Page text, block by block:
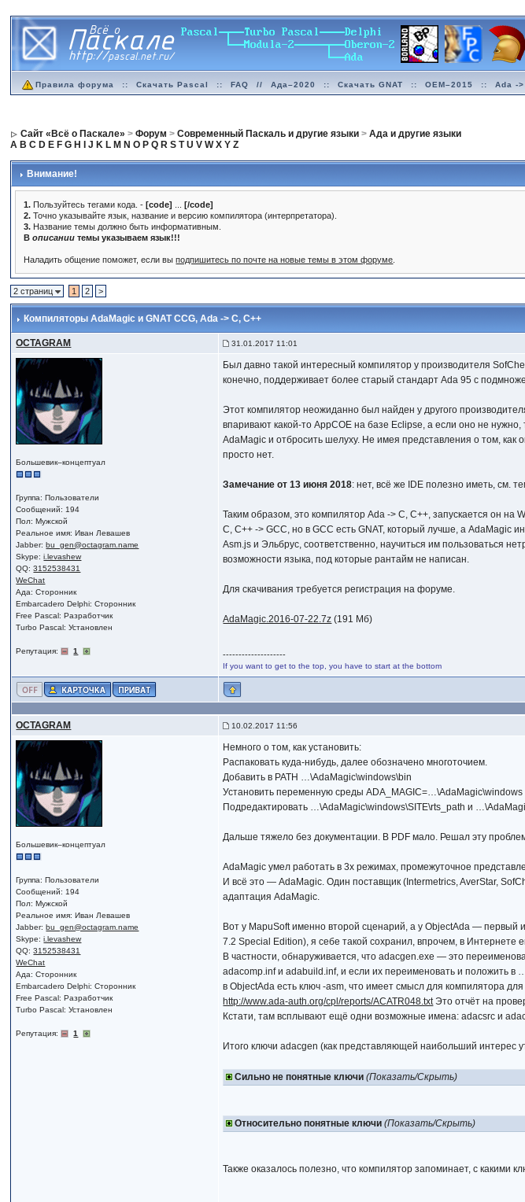
Правила форума :: Скачать Pascal :: FAQ // Ада–2020 :: Скачать GNAT :: OEM–2015 :: Ada -
Сайт «Всё о Паскале» >Форум >Современный Паскаль и другие языки >Ада и другие языки
A B C D E F G H J K L M N O P Q R S T U V W X Y Z
Внимание!
1. Пользуйтесь тегами кода. -[code] ...[/code]
2. Точно указывайте язык, название и версию компилятора (интерпретатора).
3. Название темы должно быть информативным.
Вописании темы указываем язык!!!
Наладить общение поможет, если выподпишитесь по почте на новые темы в этом форуме
2 страниц 1 2 >
Компиляторы AdaMagic и GNAT CCG, Ada -> C, C++
OCTAGRAM 31.01.2017 11:01
Большевик–концептуал
Группа: Пользователи
Сообщений: 194
Пол: Мужской
Реальное имя: Иван Левашев
Jabber:bu_gen@octagram.name
Skype:i.levashew
QQ:3152538431
WeChat
Ада: Сторонник
Embarcadero Delphi: Сторонник
Free Pascal: Разработчик
Turbo Pascal: Установлен
Репутация: 1
Был давно такой интересный компилятор у производителя
конечно, поддерживает более старый стандарт Ada 95 с
Этот компилятор неожиданно был найден у другого
впаривают какой-то AppCOE на базе Eclipse, а если оно не
AdaMagic и отбросить шелуху. Не имея представления о том,
просто нет.
Замечание от 13 июня 2018: нет, всё же IDE полезно иметь, см.
Таким образом, это компилятор Ada -> C, C++, запускается он
C, C++ -> GCC, но в GCC есть GNAT, который лучше, а AdaMagic
Asm.js и Эльбрус, соответственно, научиться им пользоваться
возможности языка, под которые рантайм не написан.
Для скачивания требуется регистрация на форуме.
AdaMagic.2016-07-22.7z (191 Мб)
--------------------
If you want to get to the top, you have to start at the bottom
OCTAGRAM 10.02.2017 11:56
Большевик–концептуал
Группа: Пользователи
Сообщений: 194
Пол: Мужской
Реальное имя: Иван Левашев
Jabber:bu_gen@octagram.name
Skype:i.levashew
QQ:3152538431
WeChat
Ада: Сторонник
Embarcadero Delphi: Сторонник
Free Pascal: Разработчик
Turbo Pascal: Установлен
Репутация: 1
Немного о том, как установить:
Распаковать куда-нибудь, далее обозначено многоточием.
Добавить в PATH …\AdaMagic\windows\bin
Установить переменную среды ADA_MAGIC=…\AdaMagic\windows
Подредактировать …\AdaMagic\windows\SITE\rts_path и
Дальше тяжело без документации. В PDF мало. Решал эту
AdaMagic умел работать в 3х режимах, промежуточное
И всё это — AdaMagic. Один поставщик (Intermetrics, AverStar,
адаптация AdaMagic.
Вот у MapuSoft именно второй сценарий, а у ObjectAda — первый
7.2 Special Edition), я себе такой сохранил, впрочем, в Интернете
В частности, обнаруживается, что adacgen.exe — это
adacomp.inf и adabuild.inf, и если их переименовать и положить в
в ObjectAda есть ключ -asm, что имеет смысл для компилятора
http://www.ada-auth.org/cpl/reports/ACATR048.txtЭто отчёт на
Кстати, там всплывают ещё одни возможные имена: adacsrc и
Итого ключи adacgen (как представляющей наибольший интерес
Сильно не понятные ключи (Показать/Скрыть)
Относительно понятные ключи (Показать/Скрыть)
Также оказалось полезно, что компилятор запоминает, с